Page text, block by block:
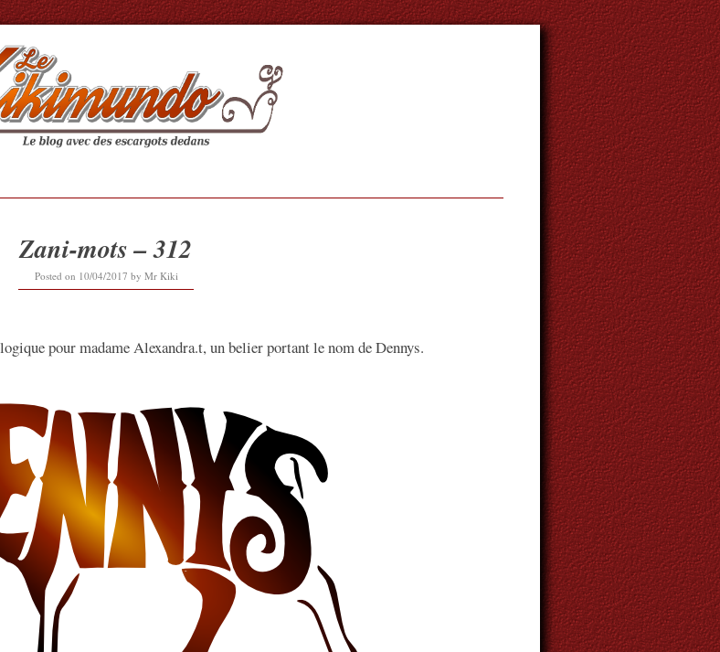
Zani-mots – 312
Posted on 10/04/201712/09/2019
by Mr Kiki
pour madame Alexandra.t, un belier portant le nom de Dennys.